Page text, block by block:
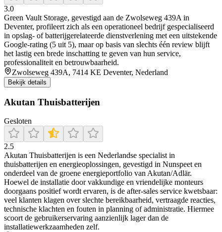
3.0
Green Vault Storage, gevestigd aan de Zwolseweg 439A in
Deventer, profileert zich als een operationeel bedrijf gespecialiseerd
in opslag- of batterijgerelateerde dienstverlening met een uitstekende
Google-rating (5 uit 5), maar op basis van slechts één review blijft
het lastig een brede inschatting te geven van hun service,
professionaliteit en betrouwbaarheid.
Zwolseweg 439A, 7414 KE Deventer, Nederland
Bekijk details
Akutan Thuisbatterijen
Gesloten
2.5
Akutan Thuisbatterijen is een Nederlandse specialist in
thuisbatterijen en energieoplossingen, gevestigd in Nunspeet en
onderdeel van de groene energieportfolio van Akutan/Adlär.
Hoewel de installatie door vakkundige en vriendelijke monteurs
doorgaans positief wordt ervaren, is de after-sales service kwetsbaar:
veel klanten klagen over slechte bereikbaarheid, vertraagde reacties,
technische klachten en fouten in planning of administratie. Hiermee
scoort de gebruikerservaring aanzienlijk lager dan de
installatiewerkzaamheden zelf.